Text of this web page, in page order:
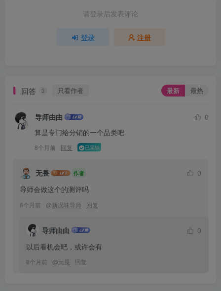
请登录后发表评论
登录 注册
回答 3 只看作者 最新 最热
导师由由
0
算是专门给分销的一个品类吧
8个月前 回复 已采纳
无畏 作者
0
导师会做这个的测评吗
8个月前 @新况味导师 回复
导师由由
0
以后看机会吧，或许会有
8个月前 @无畏 回复